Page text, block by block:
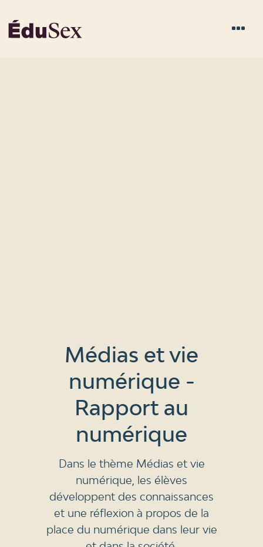
Médias et vie
numérique -
Rapport au
numérique
Dans le thème Médias et vie
numérique, les élèves
développent des connaissances
et une réflexion à propos de la
place du numérique dans leur vie